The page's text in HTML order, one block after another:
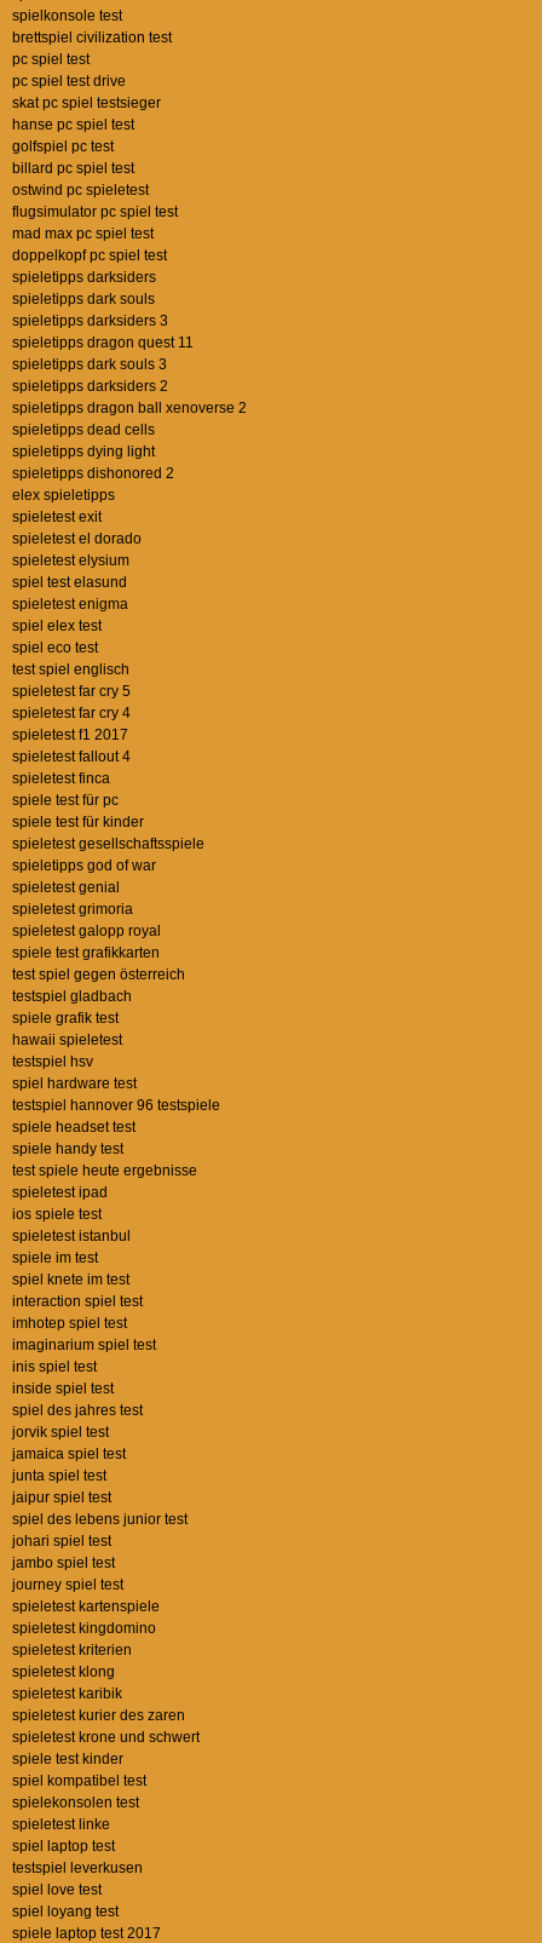
spielkonsole test
brettspiel civilization test
pc spiel test
pc spiel test drive
skat pc spiel testsieger
hanse pc spiel test
golfspiel pc test
billard pc spiel test
ostwind pc spieletest
flugsimulator pc spiel test
mad max pc spiel test
doppelkopf pc spiel test
spieletipps darksiders
spieletipps dark souls
spieletipps darksiders 3
spieletipps dragon quest 11
spieletipps dark souls 3
spieletipps darksiders 2
spieletipps dragon ball xenoverse 2
spieletipps dead cells
spieletipps dying light
spieletipps dishonored 2
elex spieletipps
spieletest exit
spieletest el dorado
spieletest elysium
spiel test elasund
spieletest enigma
spiel elex test
spiel eco test
test spiel englisch
spieletest far cry 5
spieletest far cry 4
spieletest f1 2017
spieletest fallout 4
spieletest finca
spiele test für pc
spiele test für kinder
spieletest gesellschaftsspiele
spieletipps god of war
spieletest genial
spieletest grimoria
spieletest galopp royal
spiele test grafikkarten
test spiel gegen österreich
testspiel gladbach
spiele grafik test
hawaii spieletest
testspiel hsv
spiel hardware test
testspiel hannover 96 testspiele
spiele headset test
spiele handy test
test spiele heute ergebnisse
spieletest ipad
ios spiele test
spieletest istanbul
spiele im test
spiel knete im test
interaction spiel test
imhotep spiel test
imaginarium spiel test
inis spiel test
inside spiel test
spiel des jahres test
jorvik spiel test
jamaica spiel test
junta spiel test
jaipur spiel test
spiel des lebens junior test
johari spiel test
jambo spiel test
journey spiel test
spieletest kartenspiele
spieletest kingdomino
spieletest kriterien
spieletest klong
spieletest karibik
spieletest kurier des zaren
spieletest krone und schwert
spiele test kinder
spiel kompatibel test
spielekonsolen test
spieletest linke
spiel laptop test
testspiel leverkusen
spiel love test
spiel loyang test
spiele laptop test 2017